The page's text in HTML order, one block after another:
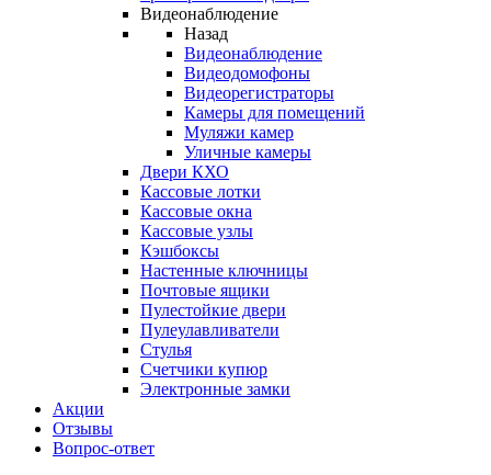
Видеонаблюдение
Назад
Видеонаблюдение
Видеодомофоны
Видеорегистраторы
Камеры для помещений
Муляжи камер
Уличные камеры
Двери КХО
Кассовые лотки
Кассовые окна
Кассовые узлы
Кэшбоксы
Настенные ключницы
Почтовые ящики
Пулестойкие двери
Пулеулавливатели
Стулья
Счетчики купюр
Электронные замки
Акции
Отзывы
Вопрос-ответ